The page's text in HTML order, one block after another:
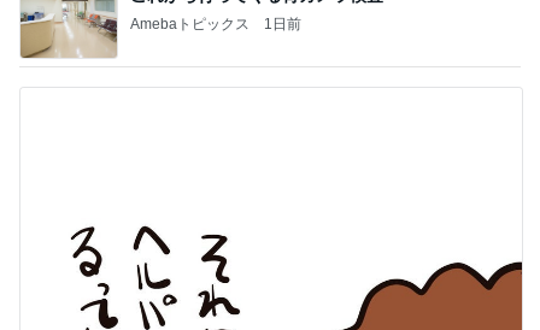
Amebaトピックス 2日前
かっこいいを履き違えた男の子
Amebaトピックス